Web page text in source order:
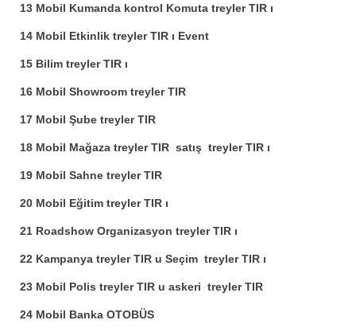
13 Mobil Kumanda kontrol Komuta treyler TIR ı
14 Mobil Etkinlik treyler TIR ı Event
15 Bilim treyler TIR ı
16 Mobil Showroom treyler TIR
17 Mobil Şube treyler TIR
18 Mobil Mağaza treyler TIR satış treyler TIR ı
19 Mobil Sahne treyler TIR
20 Mobil Eğitim treyler TIR ı
21 Roadshow Organizasyon treyler TIR ı
22 Kampanya treyler TIR u Seçim treyler TIR ı
23 Mobil Polis treyler TIR u askeri treyler TIR
24 Mobil Banka OTOBÜS